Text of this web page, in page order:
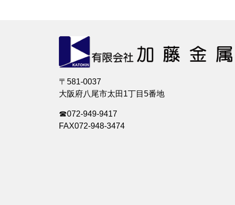
〒581-0037
大阪府八尾市太田1丁目5番地
☎072-949-9417
FAX072-948-3474